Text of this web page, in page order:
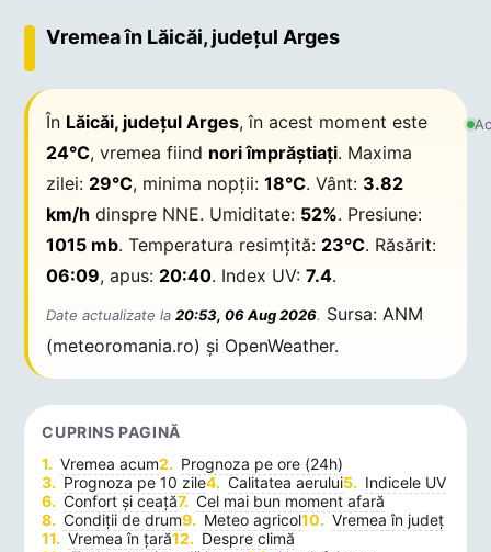
Vremea în Lăicăi, județul Arges
În Lăicăi, județul Arges, în acest moment este
24°C, vremea fiind nori împrăștiați. Maxima
zilei: 29°C, minima nopții:18°C. Vânt: 3.82
km/h dinspre NNE. Umiditate: 52%. Presiune:
1015 mb. Temperatura resimțită: 23°C. Răsărit:
06:09, apus: 20:40. Index UV:7.4.
Date actualizate la20:53, 06 Aug 2026. Sursa: ANM
(meteoromania.ro) și OpenWeather.
CUPRINS PAGINĂ
Vremea acum
Prognoza pe ore (24h)
Prognoza pe 10 zile
Calitatea aerului
Indicele UV
Confort și ceață
Cel mai bun moment afară
Condiții de drum
Meteo agricol
Vremea în județ
Vremea în țară
Despre climă